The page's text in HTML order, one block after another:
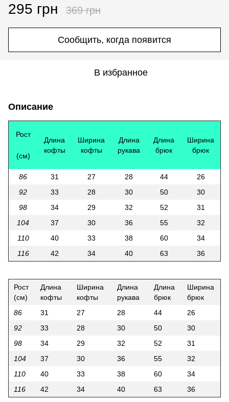
295 грн 369 грн
Сообщить, когда появится
В избранное
Описание
Рост
(см)
Длина
кофты
Ширина
кофты
Длина
рукава
Длина
брюк
Ширина
брюк
86 31 27 28 44
26
92
33 28 30 50
30
98
34 29 32 52
31
104
37 30 36 55
32
110
40 33 38 60
34
116
42 34 40 63 36
Рост
(см)
Длина
кофты
Ширина
кофты
Длина
рукава
Длина
брюк
Ширина
брюк
86
31 27 28 44
26
92
33 28 30 50
30
98
34 29 32 52
31
104
37 30 36 55
32
110
40 33 38 60
34
116
42 34 40 63 36